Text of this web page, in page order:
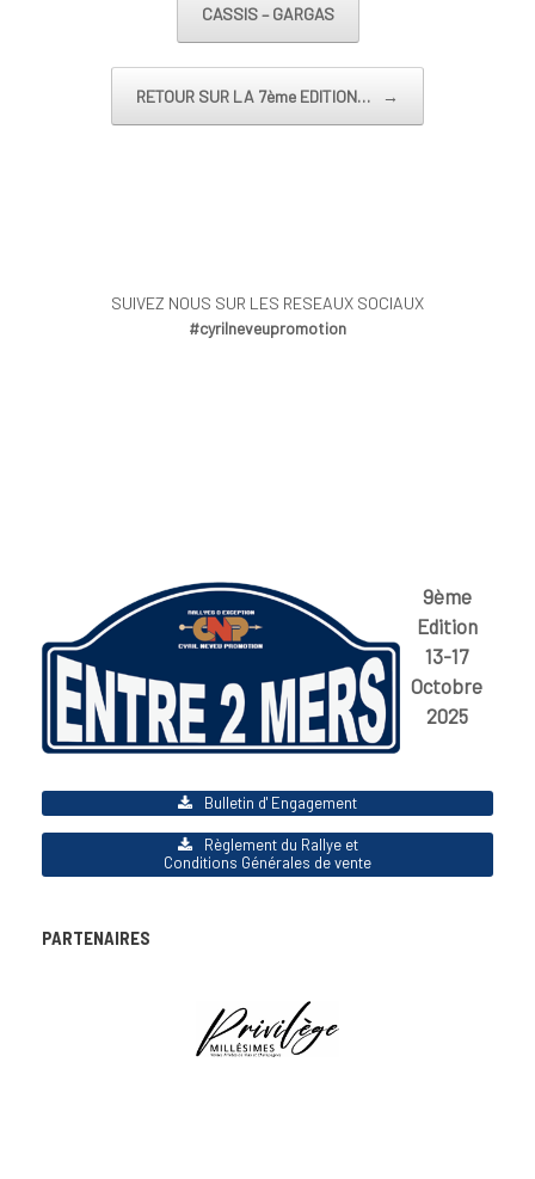
CASSIS – GARGAS
RETOUR SUR LA 7ème EDITION… →
SUIVEZ NOUS SUR LES RESEAUX SOCIAUX
#cyrilneveupromotion
9ème
Edition
13-17
Octobre
2025
Bulletin d' Engagement
Règlement du Rallye et
Conditions Générales de vente
PARTENAIRES